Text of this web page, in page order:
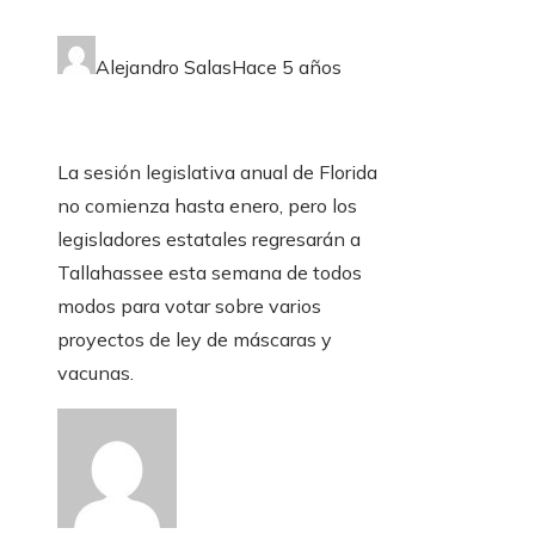
Alejandro SalasHace 5 años
La sesión legislativa anual de Florida
no comienza hasta enero, pero los
legisladores estatales regresarán a
Tallahassee esta semana de todos
modos para votar sobre varios
proyectos de ley de máscaras y
vacunas.